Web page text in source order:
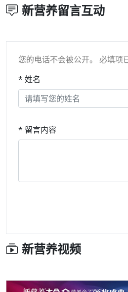
新营养留言互动
您的电话不会被公开。 必填项
* 姓名
* 留言内容
新营养视频